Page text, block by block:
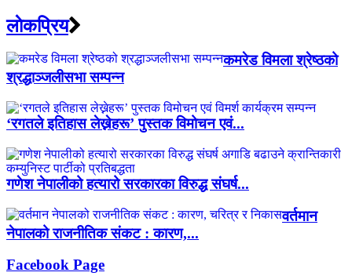
लाेकप्रिय
कमरेड विमला श्रेष्ठको
श्रद्धाञ्जलीसभा सम्पन्न
‘रगतले इतिहास लेख्नेहरू’ पुस्तक विमोचन एवं...
गणेश नेपालीको हत्यारो सरकारका विरुद्ध संघर्ष...
वर्तमान
नेपालको राजनीतिक संकट : कारण,...
Facebook Page